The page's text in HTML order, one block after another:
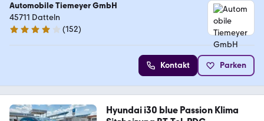
Automobile Tiemeyer GmbH
45711 Datteln
3.8 Sterne
(152)
Kontakt Parken
Hyundai i30 blue Passion Klima